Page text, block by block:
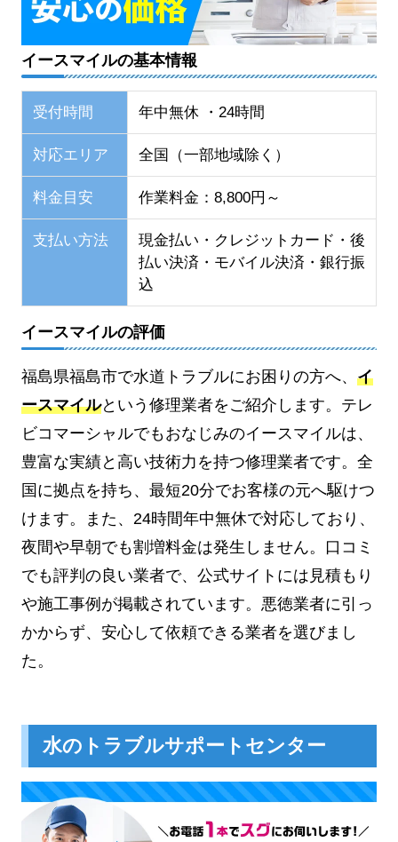
イースマイルの基本情報
受付時間 年中無休 ・24時間
対応エリア 全国（一部地域除く）
料金目安 作業料金：8,800円～
支払い方法
現金払い・クレジットカード・後
払い決済・モバイル決済・銀行振
込
イースマイルの評価
福島県福島市で水道トラブルにお困りの方へ、 イ
ースマイルという修理業者をご紹介します。テレ
ビコマーシャルでもおなじみのイースマイルは、
豊富な実績と高い技術力を持つ修理業者です。全
国に拠点を持ち、最短20分でお客様の元へ駆けつ
けます。また、24時間年中無休で対応しており、
夜間や早朝でも割増料金は発生しません。口コミ
でも評判の良い業者で、公式サイトには見積もり
や施工事例が掲載されています。悪徳業者に引っ
かからず、安心して依頼できる業者を選びまし
た。
水のトラブルサポートセンター